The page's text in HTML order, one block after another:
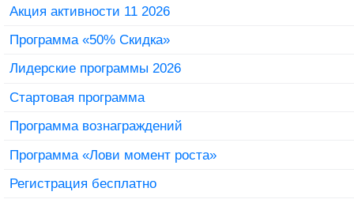
Акция активности 11 2026
Программа «50% Скидка»
Лидерские программы 2026
Стартовая программа
Программа вознаграждений
Программа «Лови момент роста»
Регистрация бесплатно